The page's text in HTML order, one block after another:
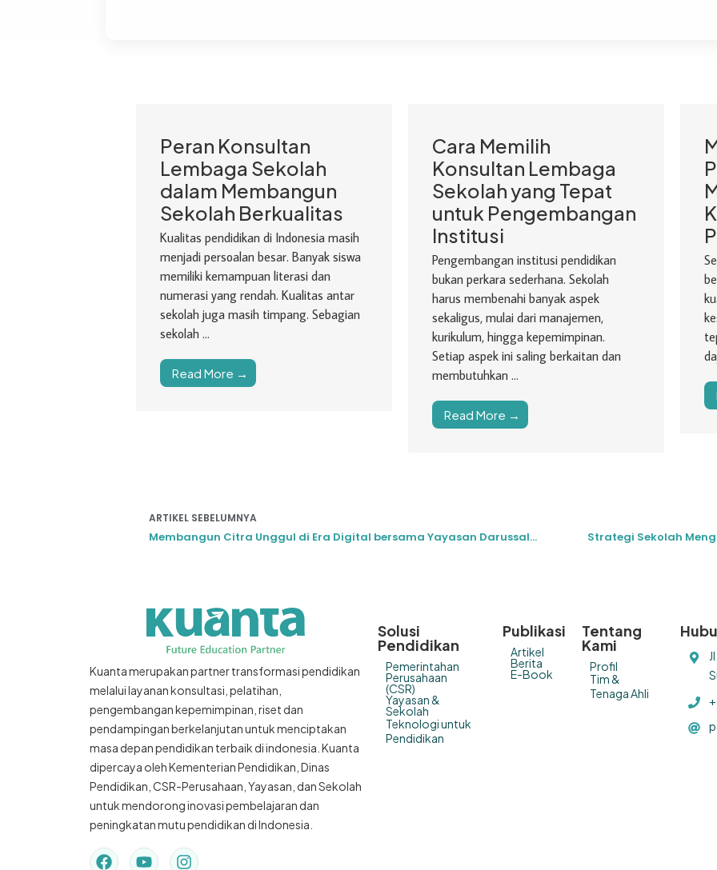
Peran Konsultan
Lembaga Sekolah
dalam Membangun
Sekolah Berkualitas
Kualitas pendidikan di Indonesia masih
menjadi persoalan besar. Banyak siswa
memiliki kemampuan literasi dan
numerasi yang rendah. Kualitas antar
sekolah juga masih timpang. Sebagian
sekolah ...
Read More →
Cara Memilih
Konsultan Lembaga
Sekolah yang Tepat
untuk Pengembangan
Institusi
Pengembangan institusi pendidikan
bukan perkara sederhana. Sekolah
harus membenahi banyak aspek
sekaligus, mulai dari manajemen,
kurikulum, hingga kepemimpinan.
Setiap aspek ini saling berkaitan dan
membutuhkan ...
Read More →
ARTIKEL SEBELUMNYA
Membangun Citra Unggul di Era Digital bersama Yayasan Darussalam Batam Strategi Sekolah
Kuanta merupakan partner transformasi pendidikan
melalui layanan konsultasi, pelatihan,
pengembangan kepemimpinan, riset dan
pendampingan berkelanjutan untuk menciptakan
masa depan pendidikan terbaik di indonesia. Kuanta
dipercaya oleh Kementerian Pendidikan, Dinas
Pendidikan, CSR-Perusahaan, Yayasan, dan Sekolah
untuk mendorong inovasi pembelajaran dan
peningkatan mutu pendidikan di Indonesia.
Solusi
Pendidikan
Pemerintahan
Perusahaan
(CSR)
Yayasan &
Sekolah
Teknologi untuk
Pendidikan
Publikasi
Artikel
Berita
E-Book
Tentang
Kami
Profil
Tim &
Tenaga Ahli